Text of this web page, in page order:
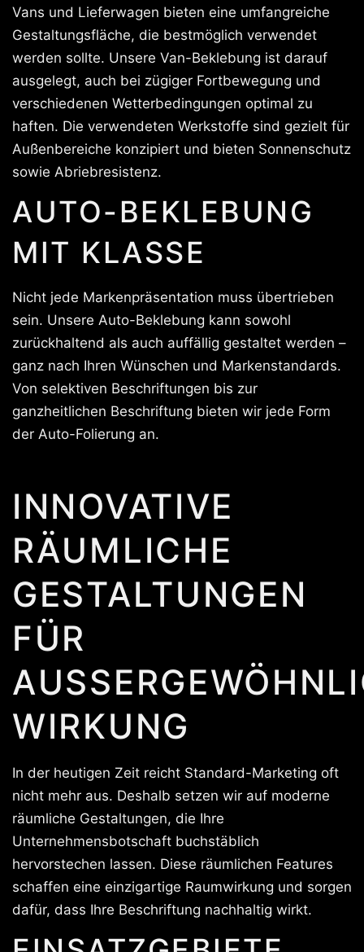
Vans und Lieferwagen bieten eine umfangreiche
Gestaltungsfläche, die bestmöglich verwendet
werden sollte. Unsere Van-Beklebung ist darauf
ausgelegt, auch bei zügiger Fortbewegung und
verschiedenen Wetterbedingungen optimal zu
haften. Die verwendeten Werkstoffe sind gezielt für
Außenbereiche konzipiert und bieten Sonnenschutz
sowie Abriebresistenz.
AUTO-BEKLEBUNG
MIT KLASSE
Nicht jede Markenpräsentation muss übertrieben
sein. Unsere Auto-Beklebung kann sowohl
zurückhaltend als auch auffällig gestaltet werden –
ganz nach Ihren Wünschen und Markenstandards.
Von selektiven Beschriftungen bis zur
ganzheitlichen Beschriftung bieten wir jede Form
der Auto-Folierung an.
INNOVATIVE
RÄUMLICHE
GESTALTUNGEN
FÜR
IRKUNG
In der heutigen Zeit reicht Standard-Marketing oft
nicht mehr aus. Deshalb setzen wir auf moderne
räumliche Gestaltungen, die Ihre
Unternehmensbotschaft buchstäblich
hervorstechen lassen. Diese räumlichen Features
schaffen eine einzigartige Raumwirkung und sorgen
dafür, dass Ihre Beschriftung nachhaltig wirkt.